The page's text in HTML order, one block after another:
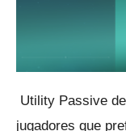
Utility Passive
jugadores que